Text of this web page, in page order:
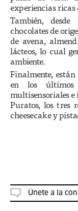
experiencias ricas
También,
chocolates de
de avena,
lácteos, lo cual
ambiente.
Finalmente,
en los últimos
multisensoriales
Puratos, los tres
cheesecake y
Únete a la